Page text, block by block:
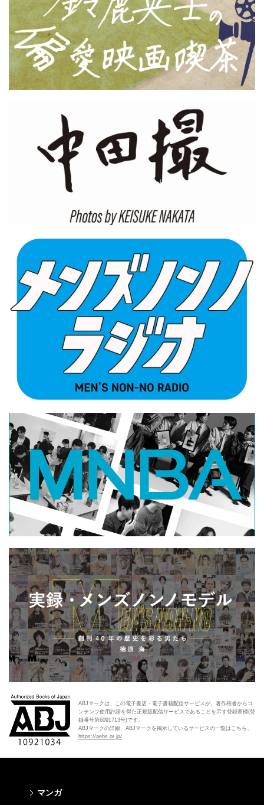
ABJマークは、この電子書店・電子書籍配信サービスが、著作権者からコ
ンテンツ使用許諾を得た正規版配信サービスであることを示す登録商標(登
録番号第6091713号)です。
ABJマークの詳細、ABJマークを掲示しているサービスの一覧はこちら。
https://aebs.or.jp/
マンガ